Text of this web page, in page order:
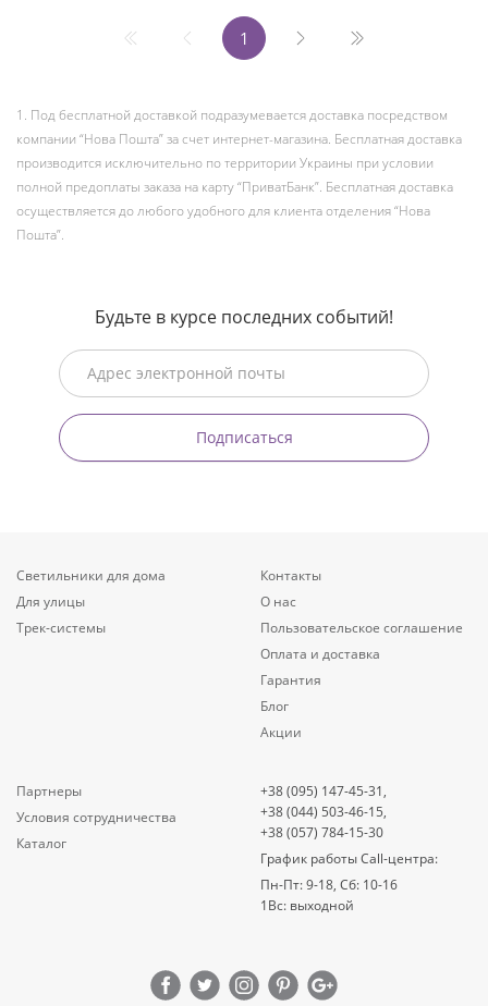
1
1. Под бесплатной доставкой подразумевается доставка посредством
компании “Нова Пошта” за счет интернет-магазина. Бесплатная доставка
производится исключительно по территории Украины при условии
полной предоплаты заказа на карту “ПриватБанк”. Бесплатная доставка
осуществляется до любого удобного для клиента отделения “Нова
Пошта”.
Будьте в курсе последних событий!
Подписаться
Светильники для дома
Для улицы
Трек-системы
Контакты
О нас
Пользовательское соглашение
Оплата и доставка
Гарантия
Блог
Акции
Партнеры
Условия сотрудничества
Каталог
+38 (095) 147-45-31,
+38 (044) 503-46-15,
+38 (057) 784-15-30
График работы Call-центра:
Пн-Пт: 9-18, Сб: 10-16
1Вс: выходной